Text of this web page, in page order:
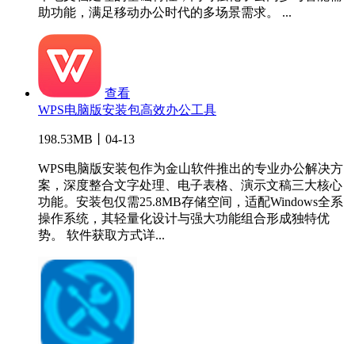
助功能，满足移动办公时代的多场景需求。 ...
查看
WPS电脑版安装包高效办公工具
198.53MB丨04-13
WPS电脑版安装包作为金山软件推出的专业办公解决方
案，深度整合文字处理、电子表格、演示文稿三大核心
功能。安装包仅需25.8MB存储空间，适配Windows全系
操作系统，其轻量化设计与强大功能组合形成独特优
势。 软件获取方式详...